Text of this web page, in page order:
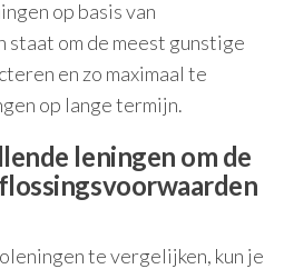
op basis van
om de meest gunstige
en zo maximaal te
op lange termijn.
leningen om de
te vergelijken, kun je